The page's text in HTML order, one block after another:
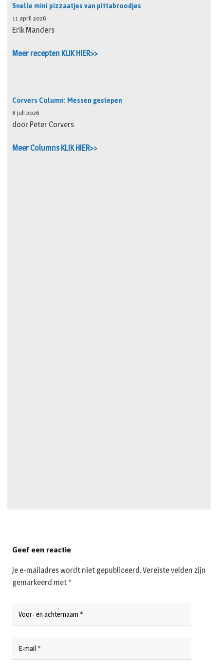
Snelle mini pizzaatjes van pittabroodjes
11 april 2026
Erik Manders
Meer recepten KLIK HIER>>
Corvers Column: Messen geslepen
8 juli 2026
door Peter Corvers
Meer Columns KLIK HIER>>
Geef een reactie
Je e-mailadres wordt niet gepubliceerd.Vereiste velden zijn
gemarkeerd met *